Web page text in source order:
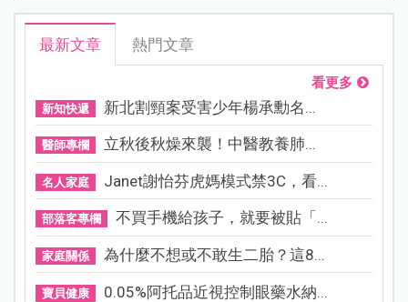
最新文章 熱門文章
看更多
新知快遞 新北割頸案受害少年楊承勳名...
醫師專欄 立秋後秋燥來襲！中醫教養肺...
名人家庭 Janet謝怡芬虎媽模式禁3C，看...
部落客專欄 不買手機給孩子，就要被貼「...
家庭關係 為什麼不想或不敢生二胎？這8...
寶貝健康 0.05%阿托品近視控制眼藥水納...